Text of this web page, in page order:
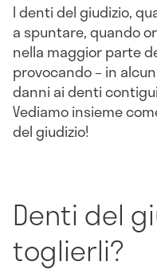
I denti del giudizio,
a spuntare, quando
nella maggior parte
provocando – in
danni ai denti
Vediamo insieme
del giudizio!
Denti del
toglierli?